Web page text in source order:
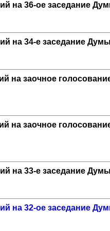
на 36-ое заседание
на 34-е заседание
на заочное
на заочное
на 33-е заседание
на 32-ое заседание